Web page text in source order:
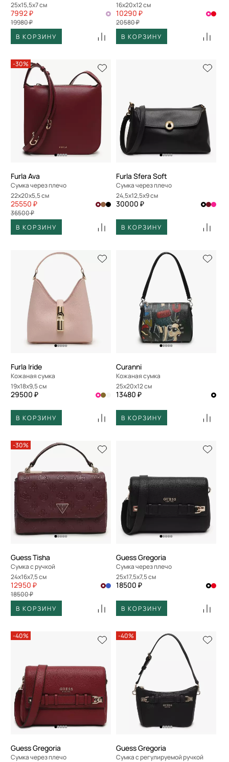
25x15,5x7 см
7992 ₽
19980 ₽
В КОРЗИНУ
16x20x12 см
10290 ₽
20580 ₽
В КОРЗИНУ
-30%
Furla Ava
Сумка через плечо
22x20x5,5 см
25550 ₽
36500 ₽
В КОРЗИНУ
Furla Sfera Soft
Сумка через плечо
24,5x12,5x9 см
30000 ₽
В КОРЗИНУ
Furla Iride
Кожаная сумка
19x18x9,5 см
29500 ₽
В КОРЗИНУ
Curanni
Кожаная сумка
25x20x12 см
13480 ₽
В КОРЗИНУ
-30%
Guess Tisha
Сумка с ручкой
24x16x7,5 см
12950 ₽
18500 ₽
В КОРЗИНУ
Guess Gregoria
Сумка через плечо
25x17,5x7,5 см
18500 ₽
В КОРЗИНУ
-40%
Guess Gregoria
Сумка через плечо
-40%
Guess Gregoria
Сумка с регулируемой ручкой